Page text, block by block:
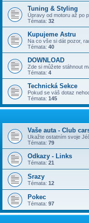
Tuning & Styling
Úpravy od motoru až po
Témata: 32
Kupujeme Astru
Na co vše si dát pozor,
Témata: 40
DOWNLOAD
Zde si můžete stáhnout
Témata: 4
Technická Sekce
Pokud se váš dotaz
Témata: 145
Vaše auta - Club
Ukažte ostatním svoje
Témata: 79
Odkazy - Links
Témata: 21
Srazy
Témata: 12
Pokec
Témata: 97